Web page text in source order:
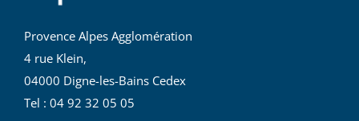
Provence Alpes Agglomération
4 rue Klein,
04000 Digne-les-Bains Cedex
Tel : 04 92 32 05 05